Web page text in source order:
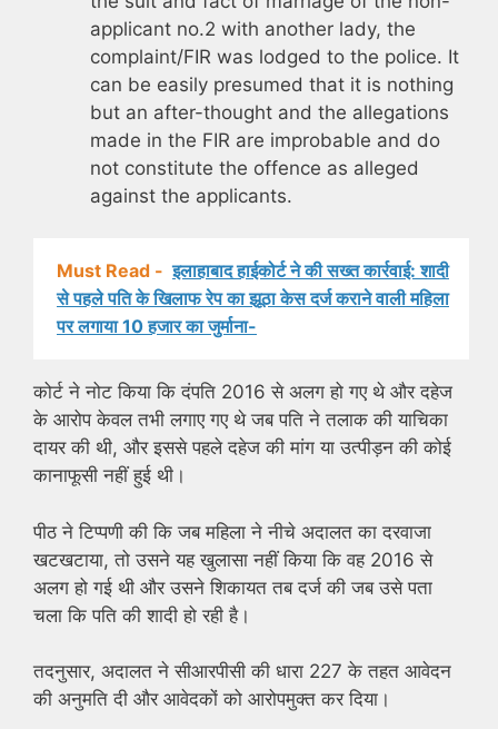
applicant no.2 with another lady, the
complaint/FIR was lodged to the police. It
can be easily presumed that it is nothing
but an after-thought and the allegations
made in the FIR are improbable and do
not constitute the offence as alleged
against the applicants.
Must Read - इलाहाबाद हाईकोर्ट ने की सख्त कार्रवाई: शादी
से पहले पति के खिलाफ रेप का झूठा केस दर्ज कराने वाली महिला
पर लगाया 10 हजार का जुर्माना-
कोर्ट ने नोट किया कि दंपति 2016 से अलग हो गए थे और दहेज
के आरोप केवल तभी लगाए गए थे जब पति ने तलाक की याचिका
दायर की थी, और इससे पहले दहेज की मांग या उत्पीड़न की कोई
कानाफूसी नहीं हुई थी।
पीठ ने टिप्पणी की कि जब महिला ने नीचे अदालत का दरवाजा
खटखटाया, तो उसने यह खुलासा नहीं किया कि वह 2016 से
अलग हो गई थी और उसने शिकायत तब दर्ज की जब उसे पता
चला कि पति की शादी हो रही है।
तदनुसार, अदालत ने सीआरपीसी की धारा 227 के तहत आवेदन
की अनुमति दी और आवेदकों को आरोपमुक्त कर दिया।